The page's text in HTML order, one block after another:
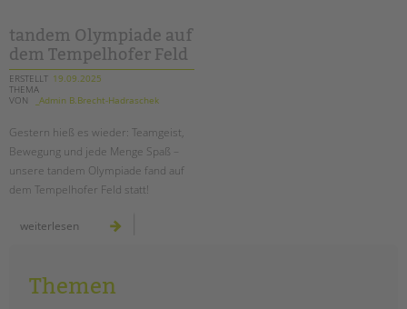
Gesellschafter VdK
schoolcoach BTL
tandem international
Stellenangebote
tandem als Arbeitgeberin
NEWS/BLOG
unkuerzbar
filmabend
und
eine
debatte
über
die
zukunft
der
in
berlin
tandem Olympiade auf
dem Tempelhofer Feld
ERSTELLT 19.09.2025
THEMA
VON
_Admin B.Brecht-Hadraschek
Gestern hieß es wieder: Teamgeist,
Bewegung und jede Menge Spaß –
unsere tandem Olympiade fand auf
dem Tempelhofer Feld statt!
weiterlesen tandem
olympiade
feld
Themen